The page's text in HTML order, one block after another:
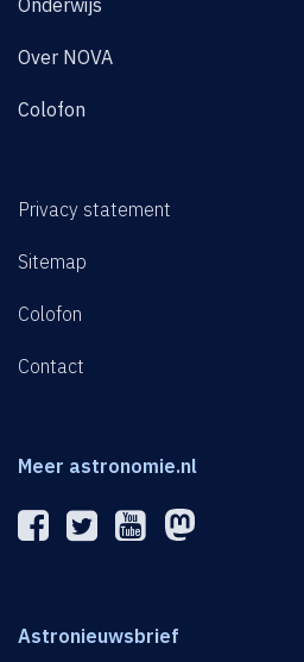
Onderwijs
Over NOVA
Colofon
Privacy statement
Sitemap
Colofon
Contact
Meer astronomie.nl
Astronieuwsbrief